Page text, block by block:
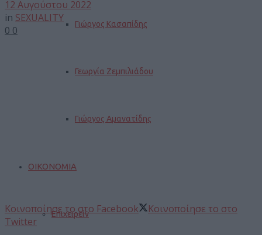
Γιώργος Κασαπίδης
Γεωργία Ζεμπιλιάδου
Γιώργος Αμανατίδης
ΟΙΚΟΝΟΜΙΑ
Επιχειρείν
12 Αυγούστου 2022
in SEXUALITY
0 0
Κοινοποίησε το στο Facebook
Κοινοποίησε το στο
Twitter